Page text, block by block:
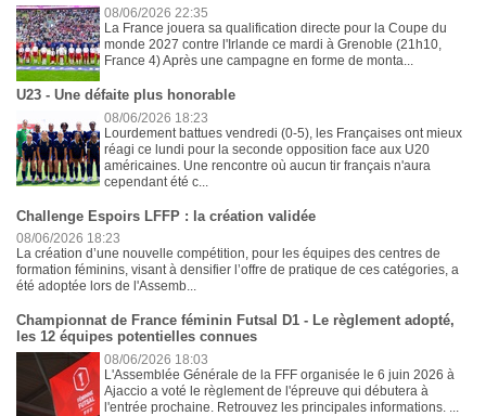
08/06/2026 22:35
La France jouera sa qualification directe pour la Coupe du
monde 2027 contre l'Irlande ce mardi à Grenoble (21h10,
France 4) Après une campagne en forme de monta...
U23 - Une défaite plus honorable
08/06/2026 18:23
Lourdement battues vendredi (0-5), les Françaises ont mieux
réagi ce lundi pour la seconde opposition face aux U20
américaines. Une rencontre où aucun tir français n'aura
cependant été c...
Challenge Espoirs LFFP : la création validée
08/06/2026 18:23
La création d’une nouvelle compétition, pour les équipes des centres de
formation féminins, visant à densifier l’offre de pratique de ces catégories, a
été adoptée lors de l'Assemb...
Championnat de France féminin Futsal D1 - Le règlement adopté,
les 12 équipes potentielles connues
08/06/2026 18:03
L'Assemblée Générale de la FFF organisée le 6 juin 2026 à
Ajaccio a voté le règlement de l'épreuve qui débutera à
l'entrée prochaine. Retrouvez les principales informations. ...